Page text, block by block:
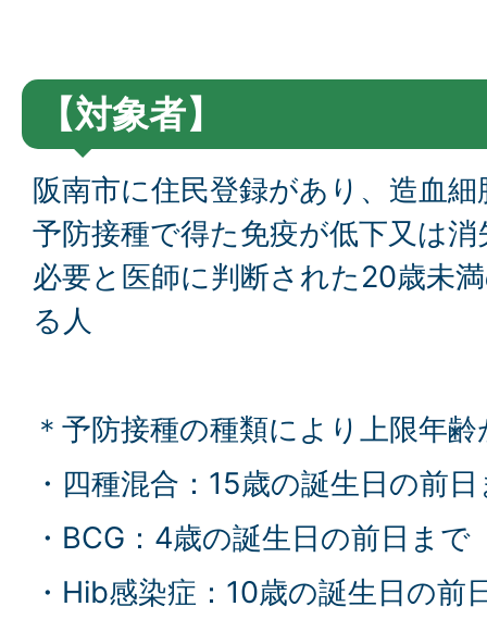
【対象者】
阪南市に住民登録があり、造血
予防接種で得た免疫が低下又は
必要と医師に判断された20歳未
る人
＊予防接種の種類により上限年
・四種混合：15歳の誕生日の前
・BCG：4歳の誕生日の前日まで
・Hib感染症：10歳の誕生日の前